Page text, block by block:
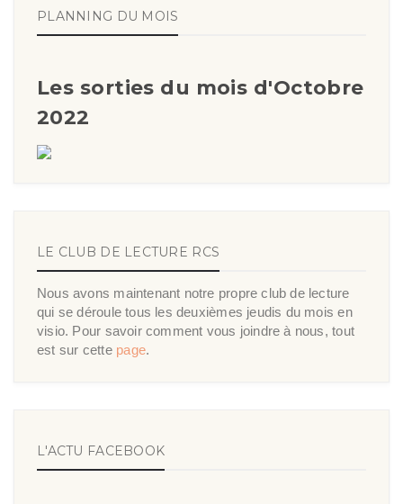
PLANNING DU MOIS
Les sorties du mois d'Octobre
2022
LE CLUB DE LECTURE RCS
Nous avons maintenant notre propre club de lecture
qui se déroule tous les deuxièmes jeudis du mois en
visio. Pour savoir comment vous joindre à nous, tout
est sur cette page.
L'ACTU FACEBOOK